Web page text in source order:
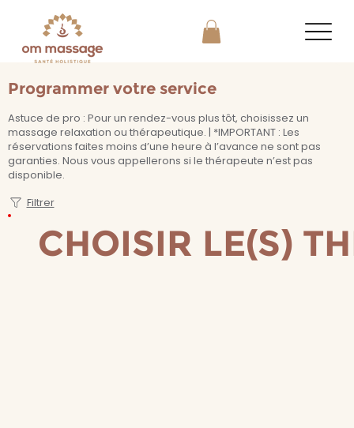
Programmer votre service
Astuce de pro : Pour un rendez-vous plus tôt, choisissez un
massage relaxation ou thérapeutique. | *IMPORTANT : Les
réservations faites moins d’une heure à l’avance ne sont pas
garanties. Nous vous appellerons si le thérapeute n’est pas
disponible.
Filtrer
CHOISIR LE(S)
CHOISIR LE(S)